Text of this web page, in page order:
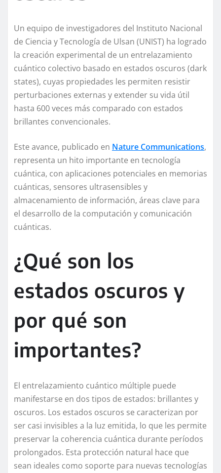
Un equipo de investigadores del Instituto Nacional
de Ciencia y Tecnología de Ulsan (UNIST) ha logrado
la creación experimental de un entrelazamiento
cuántico colectivo basado en estados oscuros (dark
states), cuyas propiedades les permiten resistir
perturbaciones externas y extender su vida útil
hasta 600 veces más comparado con estados
brillantes convencionales.
Este avance, publicado en Nature Communications,
representa un hito importante en tecnología
cuántica, con aplicaciones potenciales en memorias
cuánticas, sensores ultrasensibles y
almacenamiento de información, áreas clave para
el desarrollo de la computación y comunicación
cuánticas.
¿Qué son los
estados oscuros y
por qué son
importantes?
El entrelazamiento cuántico múltiple puede
manifestarse en dos tipos de estados: brillantes y
oscuros. Los estados oscuros se caracterizan por
ser casi invisibles a la luz emitida, lo que les permite
preservar la coherencia cuántica durante períodos
prolongados. Esta protección natural hace que
sean ideales como soporte para nuevas tecnologías